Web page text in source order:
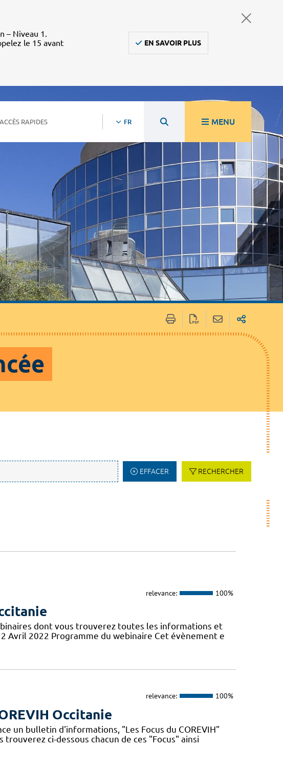
– Niveau 1.
le 15 avant
EN SAVOIR PLUS
ACCÈS RAPIDES FR MENU
EFFACER RECHERCHER
relevance: 100%
dont vous trouverez toutes les informations et
Avril 2022 Programme du webinaire Cet évènement e
relevance: 100%
Occitanie
un bulletin d'informations, "Les Focus du COREVIH"
ci-dessous chacun de ces "Focus" ainsi